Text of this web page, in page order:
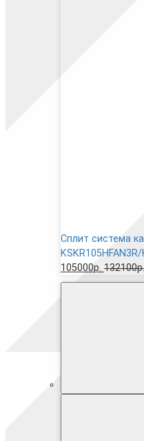
Сплит система
105000р. 132100р.